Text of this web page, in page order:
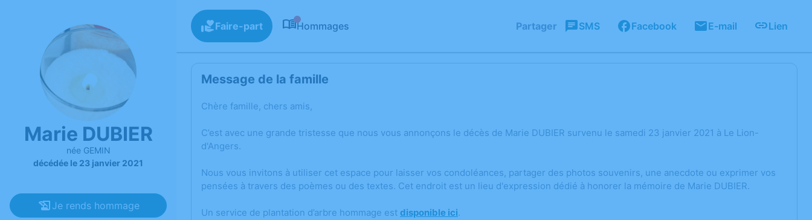
Marie DUBIER
née GEMIN
décédée le 23 janvier 2021
Je rends hommage
Faire-part Hommages Partager SMS Facebook E-mail Lien
Message de la famille
Chère famille, chers amis,
C’est avec une grande tristesse que nous vous annonçons le décès de Marie DUBIER survenu le samedi 23 janvier 2021 à Le Lion-
d'Angers.
Nous vous invitons à utiliser cet espace pour laisser vos condoléances, partager des photos souvenirs, une anecdote ou exprimer vos
pensées à travers des poèmes ou des textes. Cet endroit est un lieu d'expression dédié à honorer la mémoire de Marie DUBIER.
Un service de plantation d’arbre hommage est disponible ici.